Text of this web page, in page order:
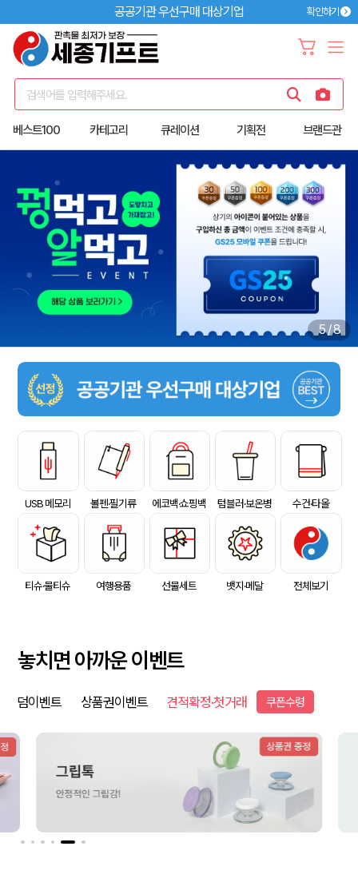
공공기관 우선구매 대상기업 확인하기
검색어를 입력해주세요.
베스트100 카테고리 큐레이션 기획전 브랜드관
5/8
USB 메모리 볼펜·필기류 에코백·쇼핑백 텀블러·보온병 수건·타올
티슈·물티슈 여행용품 선물세트 뱃지·메달 전체보기
놓치면 아까운 이벤트
덤이벤트 상품권이벤트 견적확정·첫거래 쿠폰수령